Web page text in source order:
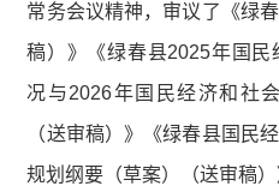
常务会议精神，审议了《绿
稿）》《绿春县2025年国
况与2026年国民经济和社
（送审稿）》《绿春县国民
规划纲要（草案）（送审稿）